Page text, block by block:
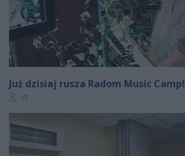
Już dzisiaj rusza Radom Music Camp!
Autor artykułu:
ct